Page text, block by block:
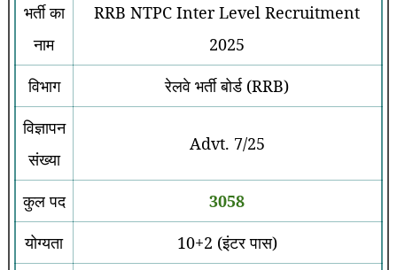
भर्ती का
नाम
RRB NTPC Inter Level Recruitment
2025
विभाग
रेलवे भर्ती बोर्ड (RRB)
विज्ञापन
संख्या
Advt. 7/25
कुल पद
3058
योग्यता
10+2 (इंटर पास)